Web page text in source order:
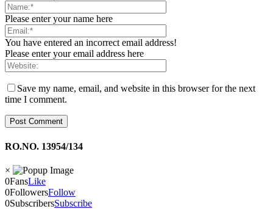
Please enter your name here
You have entered an incorrect email address!
Please enter your email address here
Save my name, email, and website in this browser for the next
time I comment.
RO.NO. 13954/134
×
0FansLike
0FollowersFollow
0SubscribersSubscribe